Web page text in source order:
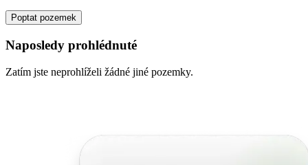
Poptat pozemek
Naposledy prohlédnuté
Zatím jste neprohlíželi žádné jiné pozemky.